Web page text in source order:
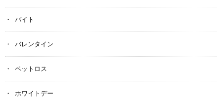
バイト
バレンタイン
ペットロス
ホワイトデー